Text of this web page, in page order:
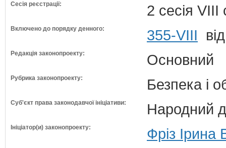
Сесія реєстрації: 2 сесія VIII
Включено до порядку денного: 355-VIII
Редакція законопроекту: Основний
Рубрика законопроекту: Безпека і
Суб'єкт права законодавчої ініціативи: Народний
Ініціатор(и) законопроекту: Фріз Ірина